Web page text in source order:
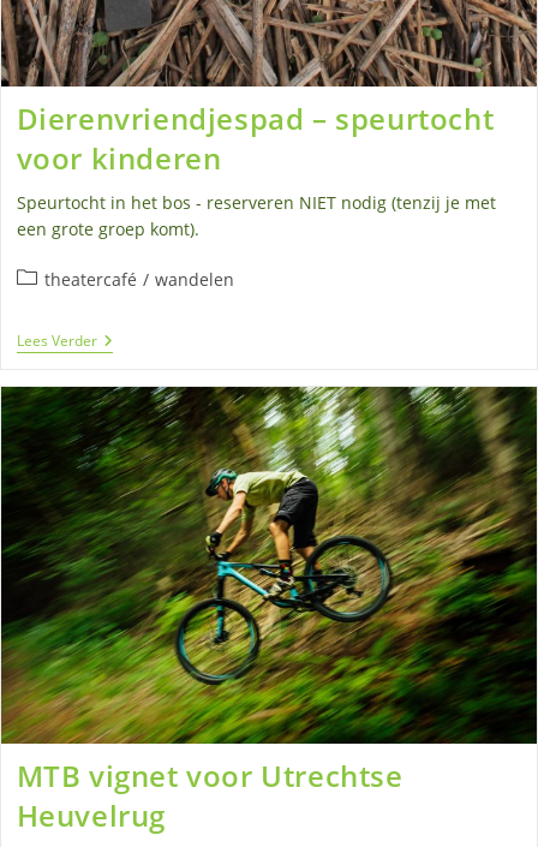
Dierenvriendjespad – speurtocht
voor kinderen
Speurtocht in het bos - reserveren NIET nodig (tenzij je met
een grote groep komt).
Berichtcategorie:
theatercafé / wandelen
Lees VerderDierenvriendjespad
–
Voor
Kinderen
MTB vignet voor Utrechtse
Heuvelrug